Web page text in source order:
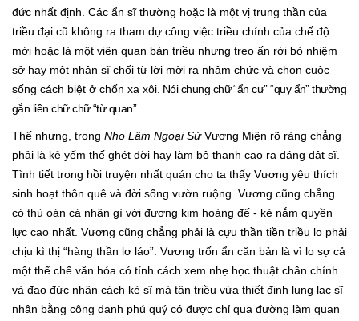
đức nhất định. Các ẩn sĩ thường hoặc là một vị trung thần của
triều đại cũ không ra tham dự công việc triều chính của chế độ
mới hoặc là một viên quan bản triều nhưng treo ấn rời bỏ nhiệm
sở hay một nhân sĩ chối từ lời mời ra nhậm chức và chọn cuộc
sống cách biệt ở chốn xa xôi . Nói chung chữ “ẩn cư” “quy ẩn” thường
gắn liền chữ chữ “từ quan”.
Thế nhưng, trong Nho Lâm Ngoại SửVương Miện rõ ràng chẳng
phải là kẻ yếm thế ghét đời hay làm bộ thanh cao ra dáng dật sĩ.
Tình tiết trong hồi truyện nhất quán cho ta thấy Vương yêu thích
sinh hoạt thôn quê và đời sống vườn ruộng. Vương cũng chẳng
có thù oán cá nhân gì với đương kim hoàng đế - kẻ nắm quyền
lực cao nhất. Vương cũng chẳng phải là cựu thần tiền triều lo phải
chịu kì thị “hàng thần lơ láo”. Vương trốn ẩn căn bản là vì lo sợ cả
một thể chế văn hóa có tính cách xem nhẹ học thuật chân chính
và đạo đức nhân cách kẻ sĩ mà tân triều vừa thiết định lung lạc sĩ
nhân bằng công danh phú quý có được chỉ qua đường làm quan